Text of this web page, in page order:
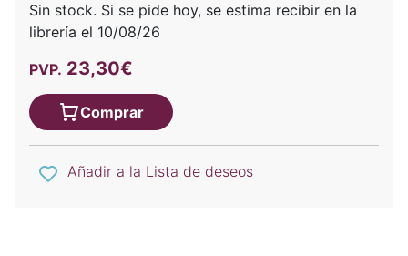
Sin stock. Si se pide hoy, se estima recibir en la
librería el 10/08/26
PVP. 23,30€
Comprar
Añadir a la Lista de deseos